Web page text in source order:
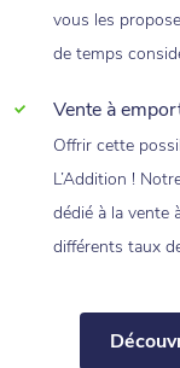
vous les
de temps
Vente à
Offrir cette
L’Addition !
dédié à la vente
différents taux